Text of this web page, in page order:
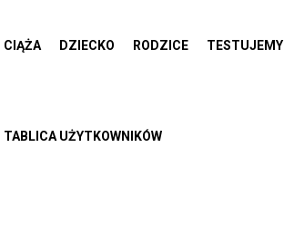
CIĄŻA DZIECKO RODZICE TESTUJEMY
TABLICA UŻYTKOWNIKÓW